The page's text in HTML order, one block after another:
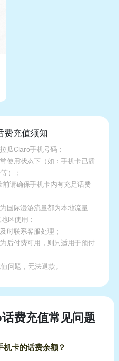
费充值须知
瓜Claro手机号码；
使用状态下（如：手机卡已插
）；
请确保手机卡内有充足话费
国际漫游流量都为本地流量
区使用；
时联系客服处理；
后付费可用，则只适用于预付
问题，无法退款。
费充值常见问题
卡的话费余额？